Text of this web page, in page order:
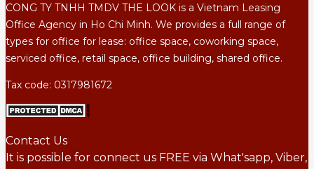
CONG TY TNHH TMDV THE LOOK is a Vietnam Leasing
Office Agency in Ho Chi Minh. We provides a full range of
types for office for lease: office space, coworking space,
serviced office, retail space, office building, shared office.
Tax code: 0317981672
Contact Us
It is possible for connect us FREE via What'sapp, Viber,